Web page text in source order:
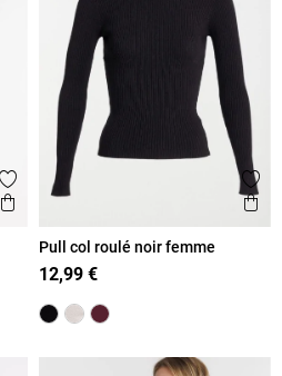
Ajouter aux favoris
Aperçu rapide
Pull col roulé noir femme
12,99 €